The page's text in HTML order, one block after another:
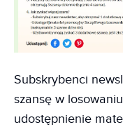
Subskrybenci
szansę w
udostępnienie